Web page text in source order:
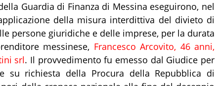
Guardia di Finanza di Messina eseguirono, nel
della misura interdittiva del divieto di
persone giuridiche e delle imprese, per la durata
messinese, Francesco Arcovito, 46 anni,
srl. Il provvedimento fu emesso dal Giudice per
su richiesta della Procura della Repubblica di